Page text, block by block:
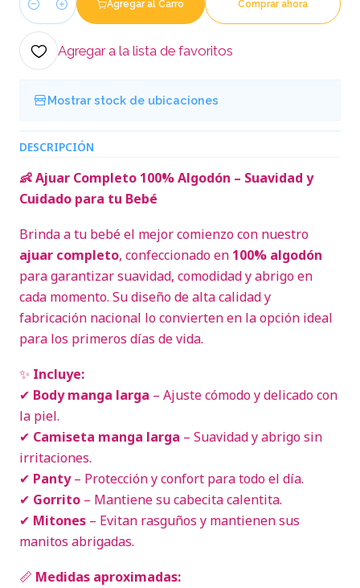
Cantidad
Agregar al Carro Comprar ahora
Agregar a la lista de favoritos
Mostrar stock de ubicaciones
DESCRIPCIÓN
👶 Ajuar Completo 100% Algodón – Suavidad y
Cuidado para tu Bebé
Brinda a tu bebé el mejor comienzo con nuestro
ajuar completo, confeccionado en 100% algodón
para garantizar suavidad, comodidad y abrigo en
cada momento. Su diseño de alta calidad y
fabricación nacional lo convierten en la opción ideal
para los primeros días de vida.
✨ Incluye:
✔ Body manga larga – Ajuste cómodo y delicado con
la piel.
✔ Camiseta manga larga – Suavidad y abrigo sin
irritaciones.
✔ Panty– Protección y confort para todo el día.
✔ Gorrito – Mantiene su cabecita calentita.
✔ Mitones – Evitan rasguños y mantienen sus
manitos abrigadas.
📏 Medidas aproximadas: